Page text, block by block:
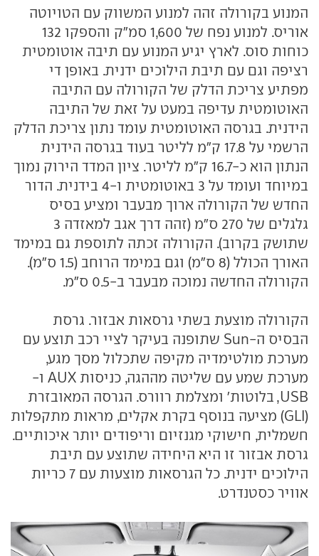
המנוע בקורולה זהה למנוע המשווק עם הטויוטה
אוריס. למנוע נפח של 1,600 סמ"ק והספקו 132
כוחות סוס. לארץ יגיע המנוע עם תיבה אוטומטית
רציפה וגם עם תיבת הילוכים ידנית. באופן די
מפתיע צריכת הדלק של הקורולה עם התיבה
האוטומטית עדיפה במעט על זאת של התיבה
הידנית. בגרסה האוטומטית עומד נתון צריכת הדלק
הרשמי על 17.8 ק"מ לליטר בעוד בגרסה הידנית
הנתון הוא כ-16.7 ק"מ לליטר. ציון המדד הירוק נמוך
במיוחד ועומד על 3 באוטומטית ו-4 בידנית. הדור
החדש של הקורולה ארוך מבעבר ומציע בסיס
גלגלים של 270 ס"מ (זהה דרך אגב למאזדה 3
שתושק בקרוב). הקורולה זכתה לתוספת גם במימד
האורך הכולל (8 ס"מ) וגם במימד הרוחב (1.5 ס"מ).
הקורולה החדשה נמוכה מבעבר ב-0.5 ס"מ.
הקורולה מוצעת בשתי גרסאות אבזור. גרסת
הבסיס ה-Sun שתופנה בעיקר לציי רכב תוצע עם
מערכת מולטימדיה מקיפה שתכלול מסך מגע,
מערכת שמע עם שליטה מההגה, כניסות AUX ו-
USB, בלוטות' ומצלמת רוורס. הגרסה המאובזרת
(GLI) מציעה בנוסף בקרת אקלים, מראות מתקפלות
חשמלית, חישוקי מגנזיום וריפודים יותר איכותיים.
גרסת אבזור זו היא היחידה שתוצע עם תיבת
הילוכים ידנית. כל הגרסאות מוצעות עם 7 כריות
אוויר כסטנדרט.